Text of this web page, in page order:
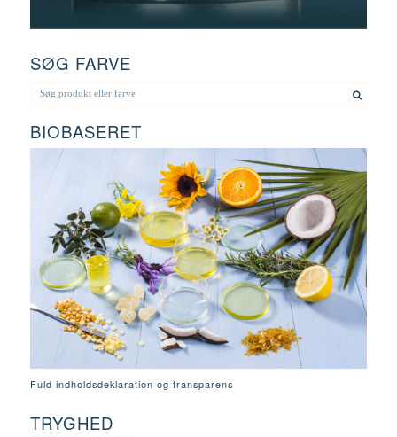
SØG FARVE
BIOBASERET
Fuld indholdsdeklaration og transparens
TRYGHED